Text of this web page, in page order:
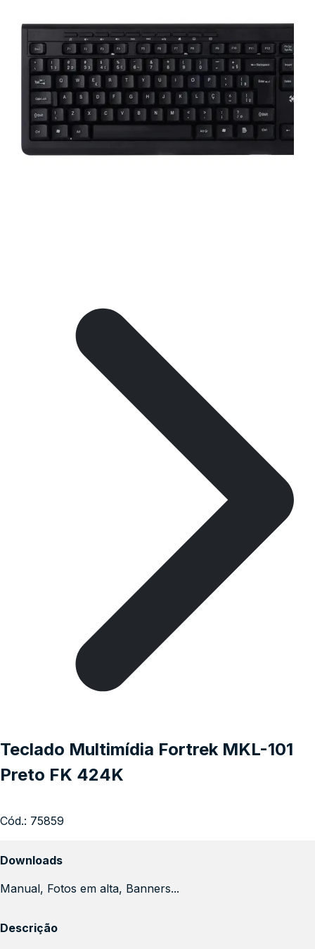
Teclado Multimídia Fortrek MKL-101
Preto FK 424K
Cód.: 75859
Downloads
Manual, Fotos em alta, Banners...
Descrição